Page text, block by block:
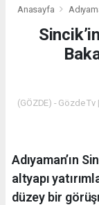
Anasayfa
(GÖZDE) - Gözde Tv
Adıyaman’ın
altyapı
düzey bir